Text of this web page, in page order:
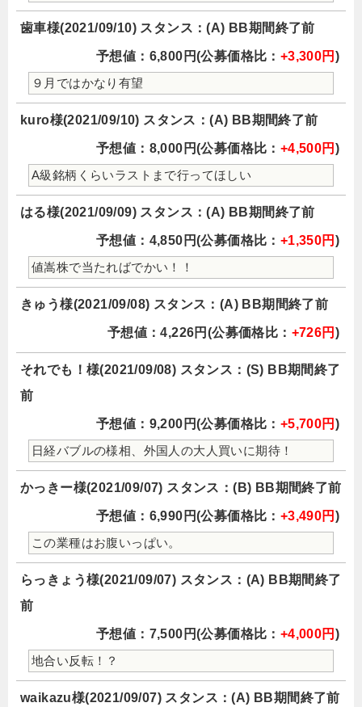
歯車様(2021/09/10) スタンス：(A) BB期間終了前
予想値：6,800円(公募価格比： +3,300円 )
９月ではかなり有望
kuro様(2021/09/10) スタンス：(A) BB期間終了前
予想値：8,000円(公募価格比： +4,500円 )
A級銘柄くらいラストまで行ってほしい
はる様(2021/09/09) スタンス：(A) BB期間終了前
予想値：4,850円(公募価格比： +1,350円 )
値嵩株で当たればでかい！！
きゅう様(2021/09/08) スタンス：(A) BB期間終了前
予想値：4,226円(公募価格比： +726円 )
それでも！様(2021/09/08) スタンス：(S) BB期間終了
前
予想値：9,200円(公募価格比： +5,700円 )
日経バブルの様相、外国人の大人買いに期待！
かっきー様(2021/09/07) スタンス：(B) BB期間終了前
予想値：6,990円(公募価格比： +3,490円 )
この業種はお腹いっぱい。
らっきょう様(2021/09/07) スタンス：(A) BB期間終了
前
予想値：7,500円(公募価格比： +4,000円 )
地合い反転！？
waikazu様(2021/09/07) スタンス：(A) BB期間終了前